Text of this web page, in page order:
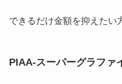
できるだけ金額を抑えたい
PIAA-スーパーグラファ